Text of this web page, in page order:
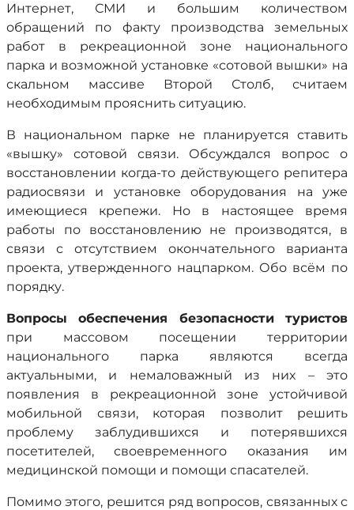
Интернет, СМИ и большим количеством
обращений по факту производства земельных
работ в рекреационной зоне национального
парка и возможной установке «сотовой вышки» на
скальном массиве Второй Столб, считаем
необходимым прояснить ситуацию.
В национальном парке не планируется ставить
«вышку» сотовой связи. Обсуждался вопрос о
восстановлении когда-то действующего репитера
радиосвязи и установке оборудования на уже
имеющиеся крепежи. Но в настоящее время
работы по восстановлению не производятся, в
связи с отсутствием окончательного варианта
проекта, утвержденного нацпарком. Обо всём по
порядку.
Вопросы обеспечения безопасности туристов
при массовом посещении территории
национального парка являются всегда
актуальными, и немаловажный из них – это
появления в рекреационной зоне устойчивой
мобильной связи, которая позволит решить
проблему заблудившихся и потерявшихся
посетителей, своевременного оказания им
медицинской помощи и помощи спасателей.
Помимо этого, решится ряд вопросов, связанных с